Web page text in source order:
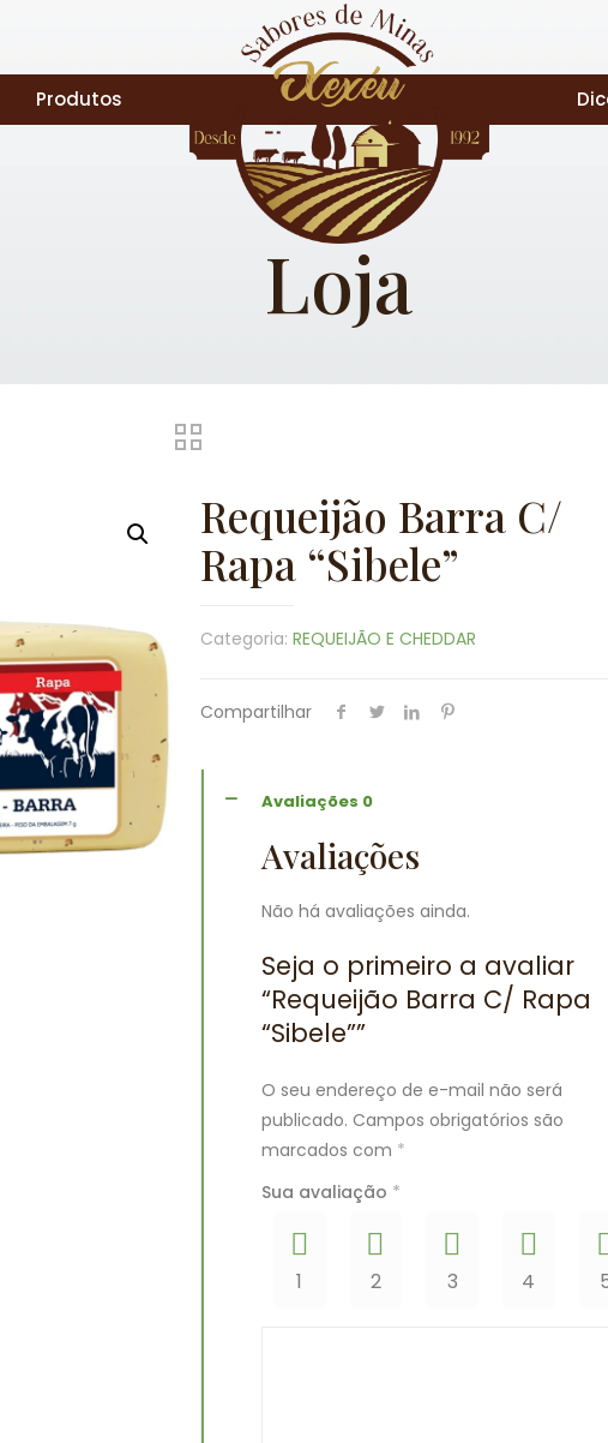
Produtos
Loja
Requeijão Barra C/
Rapa “Sibele”
Categoria: REQUEIJÃO E CHEDDAR
Compartilhar
Avaliações 0
Avaliações
Não há avaliações ainda.
Seja o primeiro a avaliar
“Requeijão Barra C/ Rapa
“Sibele””
O seu endereço de e-mail não será
publicado. Campos obrigatórios são
marcados com *
Sua avaliação *
1 2 3 4